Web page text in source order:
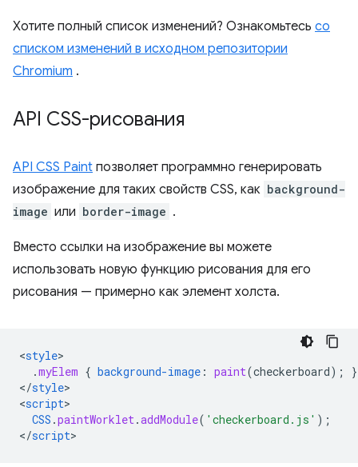
Хотите полный список изменений? Ознакомьтесь со
списком изменений в исходном репозитории
Chromium .
API CSS-рисования
API CSS Paint позволяет программно генерировать
изображение для таких свойств CSS, как background-
image или border-image .
Вместо ссылки на изображение вы можете
использовать новую функцию рисования для его
рисования — примерно как элемент холста.
<style
.myElem { background-image : paint(checkerboard);
}
</style>
<script
CSS .paintWorklet.addModule( 'checkerboard.js' );
</script